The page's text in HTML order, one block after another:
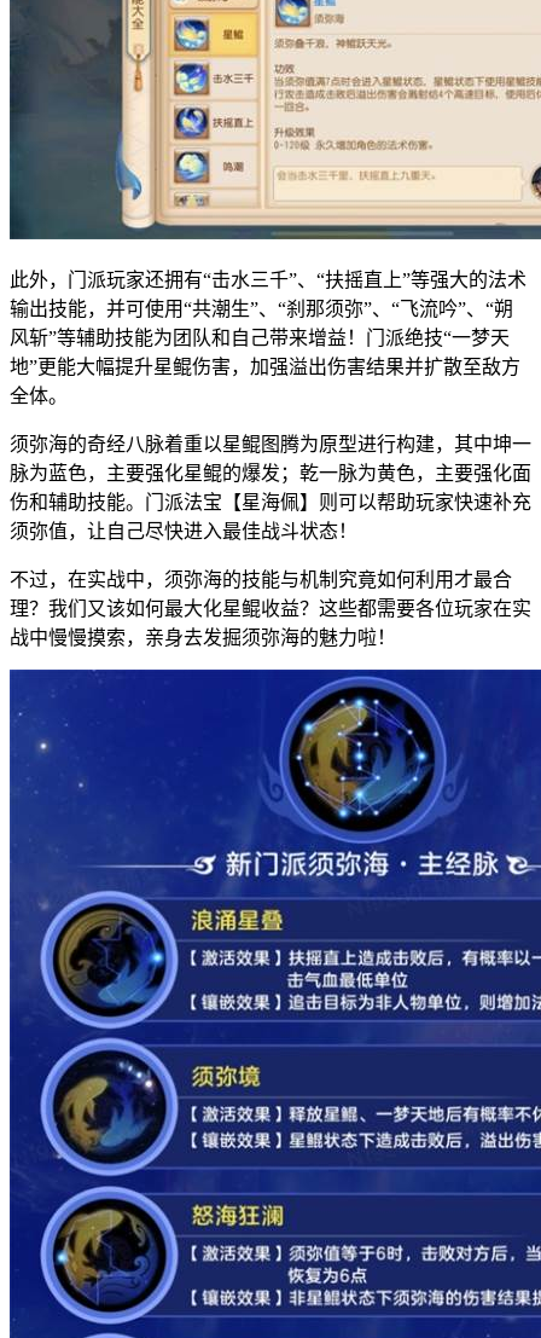
此外，门派玩家还拥有“击水三千”、“扶摇直上”等强大的法术
输出技能，并可使用“共潮生”、“刹那须弥”、“飞流吟”、“朔
风斩”等辅助技能为团队和自己带来增益！门派绝技“一梦天
地”更能大幅提升星鲲伤害，加强溢出伤害结果并扩散至敌方
全体。
须弥海的奇经八脉着重以星鲲图腾为原型进行构建，其中坤一
脉为蓝色，主要强化星鲲的爆发；乾一脉为黄色，主要强化面
伤和辅助技能。门派法宝【星海佩】则可以帮助玩家快速补充
须弥值，让自己尽快进入最佳战斗状态！
不过，在实战中，须弥海的技能与机制究竟如何利用才最合
理？我们又该如何最大化星鲲收益？这些都需要各位玩家在实
战中慢慢摸索，亲身去发掘须弥海的魅力啦！